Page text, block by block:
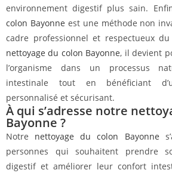
environnement digestif plus sain.
colon Bayonne est une méthode non
cadre professionnel et respectueux
nettoyage du colon Bayonne, il devient
l’organisme dans un processus
intestinale tout en bénéficiant
personnalisé et sécurisant.
À qui s’adresse notre
Bayonne ?
Notre nettoyage du colon Bayonne
personnes qui souhaitent prendre
digestif et améliorer leur confort